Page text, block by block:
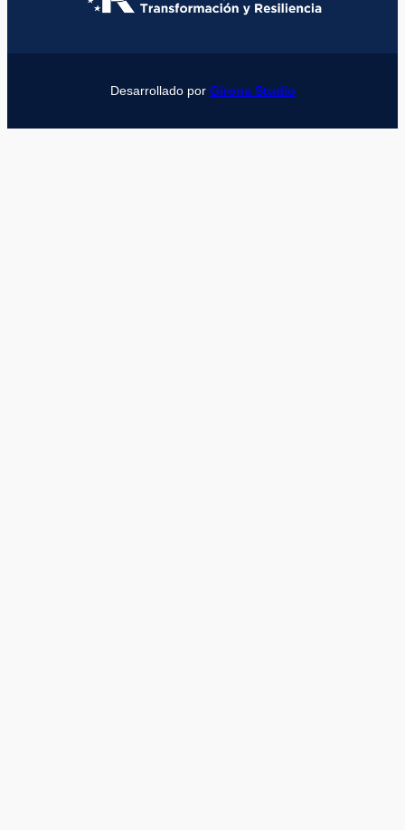
Desarrollado por Girona Studio